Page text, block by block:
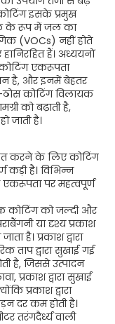
इसके प्रमुख
के रूप में जल का
(VOCs) नहीं होते
हैं। अध्ययनों
एकरूपता
है, और इनमें बेहतर
ठोस कोटिंग विलायक
को बढ़ाती है,
जाती है।
करने के लिए कोटिंग
है। विभिन्न
पर महत्वपूर्ण
कोटिंग को जल्दी और
या दृश्य प्रकाश
है। प्रकाश द्वारा
ताप द्वारा सुखाई गई
है, जिससे उत्पादन
प्रकाश द्वारा सुखाई
प्रकाश द्वारा
दर कम होती है।
तरंगदैर्ध्य वाली